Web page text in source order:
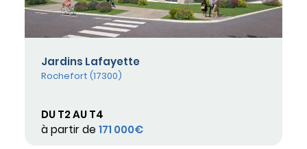
Jardins Lafayette
Rochefort (17300)
DU T2 AU T4
à partir de 171 000€